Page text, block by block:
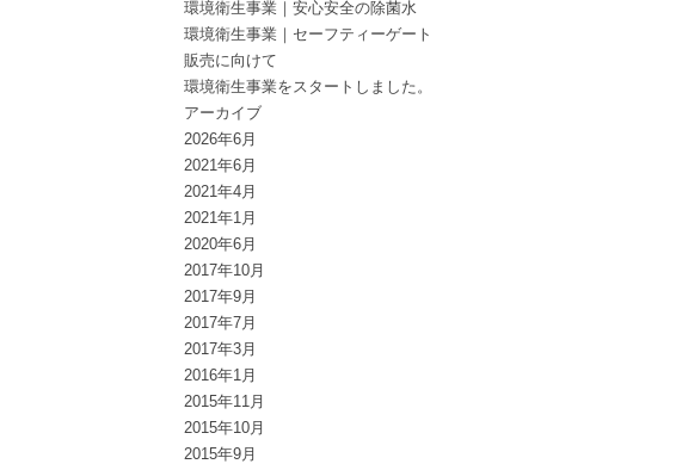
環境衛生事業｜安心安全の除菌水
環境衛生事業｜セーフティーゲート
販売に向けて
環境衛生事業をスタートしました。
アーカイブ
2026年6月
2021年6月
2021年4月
2021年1月
2020年6月
2017年10月
2017年9月
2017年7月
2017年3月
2016年1月
2015年11月
2015年10月
2015年9月